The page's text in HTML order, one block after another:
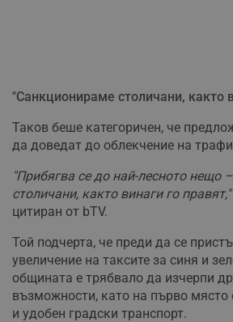
"Санкционираме столичани, както
Таков беше категоричен, че
да доведат до облекчение на
"Прибягва се до най-лесното нещо
столичани, както винаги го правят,"
цитиран от bTV.
Той подчерта, че преди да се
увеличение на таксите за синя и
общината е трябвало да изчерпи
възможности, като на първо място
и удобен градски транспорт.